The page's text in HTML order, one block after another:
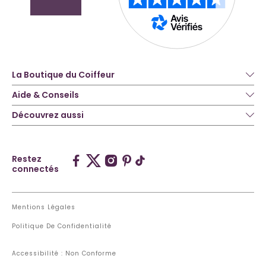
La Boutique du Coiffeur
Aide & Conseils
Découvrez aussi
Restez
connectés
Mentions Légales
Politique De Confidentialité
Accessibilité : Non Conforme